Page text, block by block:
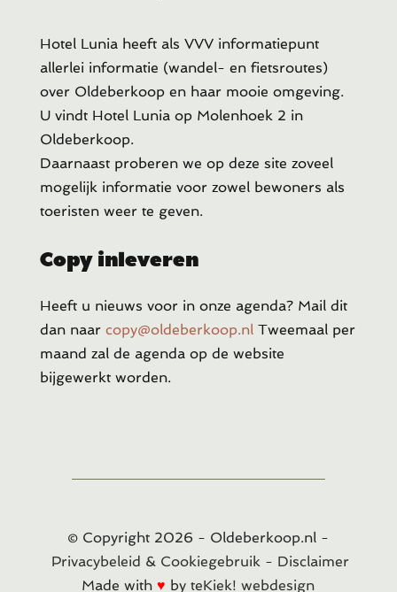
Hotel Lunia heeft als VVV informatiepunt
allerlei informatie (wandel- en fietsroutes)
over Oldeberkoop en haar mooie omgeving.
U vindt Hotel Lunia op Molenhoek 2 in
Oldeberkoop.
Daarnaast proberen we op deze site zoveel
mogelijk informatie voor zowel bewoners als
toeristen weer te geven.
Copy inleveren
Heeft u nieuws voor in onze agenda? Mail dit
dan naar copy@oldeberkoop.nl Tweemaal per
maand zal de agenda op de website
bijgewerkt worden.
© Copyright 2026 - Oldeberkoop.nl -
Privacybeleid & Cookiegebruik - Disclaimer
Made with♥ byteKiek! webdesign